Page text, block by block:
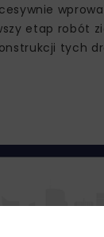
etap robót
tych